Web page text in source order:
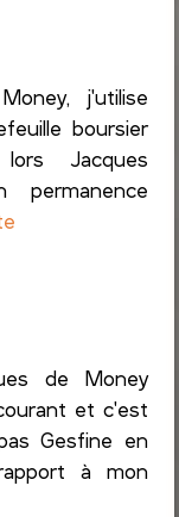
j'utilise
boursier
Jacques
de Money
et c'est
Gesfine en
à mon